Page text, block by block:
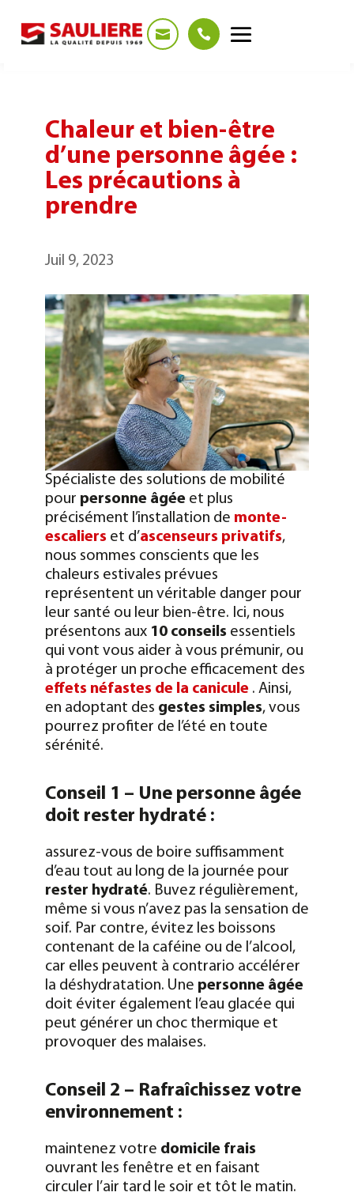
Chaleur et bien-être
d’une personne âgée :
Les précautions à
prendre
Juil 9, 2023
Spécialiste des solutions de mobilité
pour personne âgéeet plus
précisément l’installation de monte-
escaliers et d’ascenseurs privatifs,
nous sommes conscients que les
chaleurs estivales prévues
représentent un véritable danger pour
leur santé ou leur bien-être. Ici, nous
présentons aux 10 conseils essentiels
qui vont vous aider à vous prémunir, ou
à protéger un proche efficacement des
effets néfastes de la canicule. Ainsi,
en adoptant des gestes simples, vous
pourrez profiter de l’été en toute
sérénité.
Conseil 1 – Une personne âgée
doit rester hydraté :
assurez-vous de boire suffisamment
d’eau tout au long de la journée pour
rester hydraté. Buvez régulièrement,
même si vous n’avez pas la sensation de
soif. Par contre, évitez les boissons
contenant de la caféine ou de l’alcool,
car elles peuvent à contrario accélérer
la déshydratation. Une personne âgée
doit éviter également l’eau glacée qui
peut générer un choc thermique et
provoquer des malaises.
Conseil 2 – Rafraîchissez votre
environnement :
maintenez votre domicile frais
ouvrant les fenêtre et en faisant
circuler l’air tard le soir et tôt le matin.